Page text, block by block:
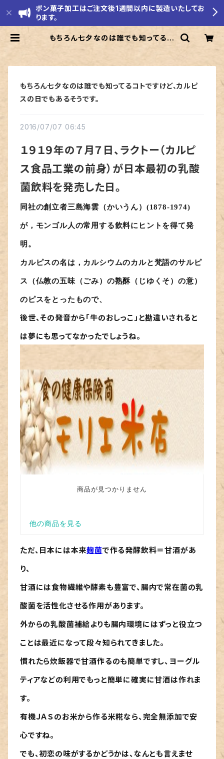
ポン菓子加工はご注文後1週間以内に製造いたしてお
ります。
もちろん七夕なのは誰でも知ってるコ
もちろん七夕なのは誰でも知ってるコトですけど、カルピ
スの日でもあるそうです。
2016/07/07 06:45
１９１９年の７月７日、ラクトー（カルピ
ス食品工業の前身）が日本最初の乳酸
菌飲料を発売した日。
同社の創立者三島海雲（かいうん）(1878‐1974)
が，モンゴル人の常用する飲料にヒントを得て発
明。
カルピスの名は，カルシウムのカルと梵語のサルピ
ス（仏教の五味（ごみ）の熟酥（じゆくそ）の意）
のピスをとったもので、
後世、その発音から「牛のおしっこ」と勘違いされると
は夢にも思ってなかったでしょうね。
ただ、日本には本来麹菌で作る発酵飲料＝甘酒があ
り、
甘酒には食物繊維や酵素も豊富で、腸内で常在菌の乳
酸菌を活性化させる作用があります。
外からの乳酸菌補給よりも腸内環境にはずっと役立つ
ことは最近になって段々知られてきました。
慣れたら炊飯器で甘酒作るのも簡単ですし、ヨーグル
ティアなどの利用でもっと簡単に確実に甘酒は作れま
す。
有機ＪＡＳのお米から作る米糀なら、完全無添加で安
心ですね。
でも、初恋の味がするかどうかは、なんとも言えませ